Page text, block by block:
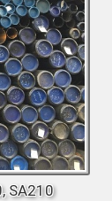
SA210